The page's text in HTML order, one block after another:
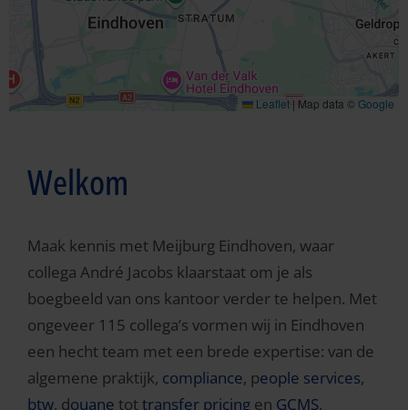
Leaflet | Map data ©Google
Welkom
Maak kennis met Meijburg Eindhoven, waar
collega André Jacobs klaarstaat om je als
boegbeeld van ons kantoor verder te helpen. Met
ongeveer 115 collega’s vormen wij in Eindhoven
een hecht team met een brede expertise: van de
algemene praktijk, compliance, people services,
btw, douane tottransfer pricing en GCMS.